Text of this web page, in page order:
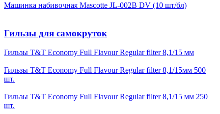
Машинка набивочная Mascotte JL-002B DV (10 шт/бл)
Гильзы для самокруток
Гильзы T&T Economy Full Flavour Regular filter 8,1/15 мм
Гильзы T&T Economy Full Flavour Regular filter 8,1/15мм 500
шт.
Гильзы T&T Economy Full Flavour Regular filter 8,1/15 мм 250
шт.